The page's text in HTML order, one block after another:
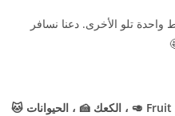
تلو الأخرى. دعنا نسافر
– أكثر من 30 نمطًا من البلاط اللطيف: Fruit 🥑 ، الكعك 🍰 ، الحيوانات 🐱